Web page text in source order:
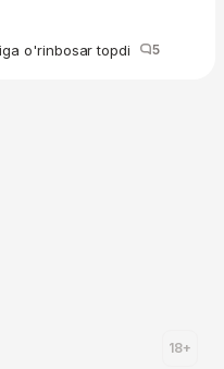
o'rinbosar topdi 5
18+